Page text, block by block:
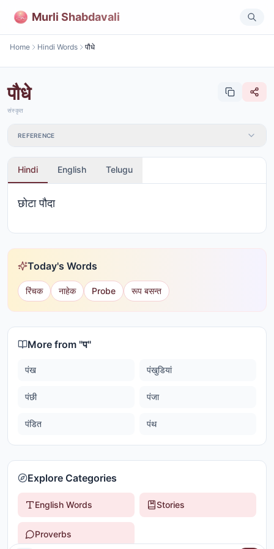
Murli Shabdavali
Home Hindi Words पौधे
पौधे
संस्कृत
REFERENCE
Hindi English Telugu
छोटा पौदा
Today's Words
रिंचक नाहेक Probe रूप बसन्त
More from "प"
पंख पंखुडियां
पंछी पंजा
पंडित पंथ
Explore Categories
English Words Stories
Proverbs